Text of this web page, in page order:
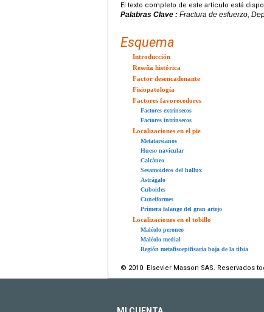
El texto completo de este artículo está
Palabras Clave : Fractura de esfuerzo,
Esquema
Introducción
Reseña histórica
Factor desencadenante
Fisiopatología
Factores favorecedores
Factores extrínsecos
Factores intrínsecos
Localizaciones en el pie
Metatarsianos
Hueso navicular
Calcáneo
Sesamoideos del hallux
Astrágalo
Cuboides
Cuneiformes
Primera falange del gran artejo
Localizaciones en el tobillo
Maléolo peroneo
Maléolo medial
Región metafisoepifisaria baja de la tibia
© 2010 Elsevier Masson SAS. Reservados